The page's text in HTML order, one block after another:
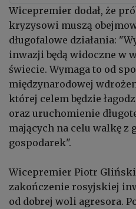
Wicepremier dodał, że
kryzysowi muszą
długofalowe działania:
inwazji będą widoczne w
świecie. Wymaga to od
międzynarodowej
której celem będzie
oraz uruchomienie
mających na celu walkę z
gospodarek".
Wicepremier Piotr Gliński
zakończenie rosyjskiej
od dobrej woli agresora.